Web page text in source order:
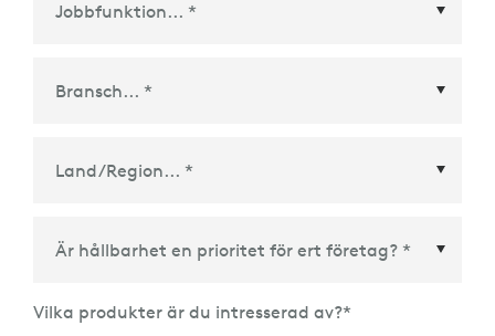
Land/Region
Vilka produkter är du intresserad av?*